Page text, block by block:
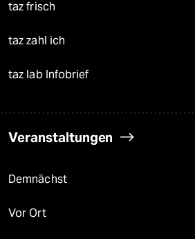
taz frisch
taz zahl ich
taz lab Infobrief
Veranstaltungen
Demnächst
Vor Ort